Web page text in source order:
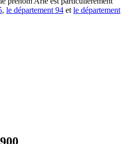
, le département 94 et le département